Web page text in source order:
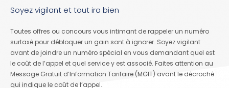
Soyez vigilant et tout ira bien
Toutes offres ou concours vous intimant de rappeler un numéro
surtaxé pour débloquer un gain sont à ignorer. Soyez vigilant
avant de joindre un numéro spécial en vous demandant quel est
le coût de l’appel et quel service y est associé. Faites attention au
Message Gratuit d’Information Tarifaire (MGIT) avant le décroché
qui indique le coût de l’appel.